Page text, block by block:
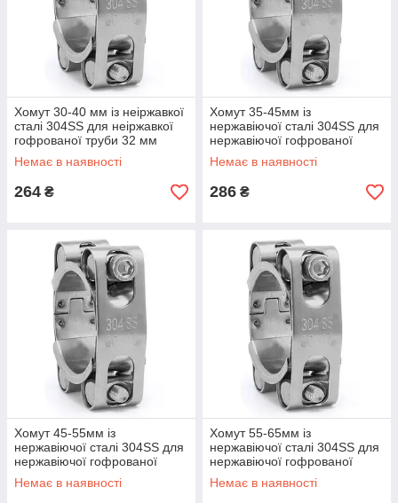
Хомут 30-40 мм із неіржавкої
сталі 304SS для неіржавкої
гофрованої труби 32 мм
Немає в наявності
264 ₴
Хомут 35-45мм із
нержавіючої сталі 304SS для
нержавіючої гофрованої
труби 40мм
Немає в наявності
286 ₴
Хомут 45-55мм із
нержавіючої сталі 304SS для
нержавіючої гофрованої
труби 50мм
Немає в наявності
Хомут 55-65мм із
нержавіючої сталі 304SS для
нержавіючої гофрованої
труби 60мм
Немає в наявності